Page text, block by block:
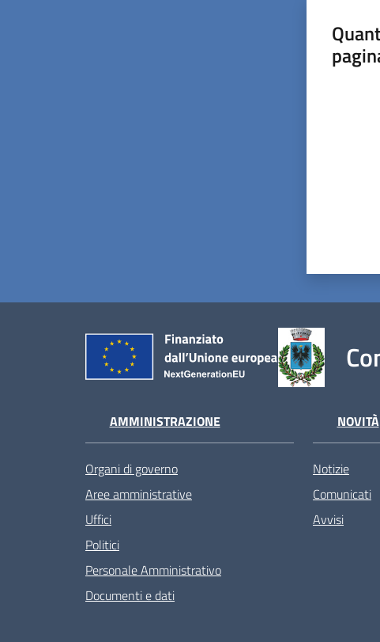
AMMINISTRAZIONE
Organi di governo
Aree amministrative
Uffici
Politici
Personale Amministrativo
Documenti e dati
NOVITÀ
Notizie
Comunicati
Avvisi